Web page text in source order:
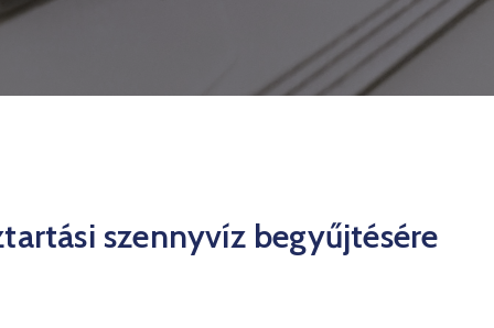
szennyvíz begyűjtésére